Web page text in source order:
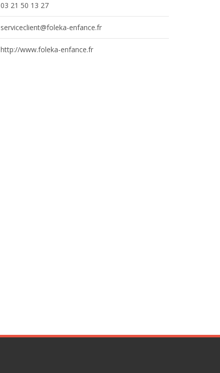
03 21 50 13 27
serviceclient@foleka-enfance.fr
http://www.foleka-enfance.fr